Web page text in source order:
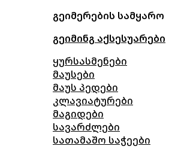
გეიმერების სამყარო
გეიმინგ აქსესუარები
ყურსასმენები
მაუსები
მაუს პედები
კლავიატურები
მაგიდები
სავარძლები
სათამაშო საჭეები